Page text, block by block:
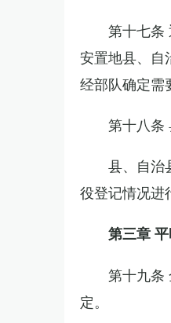
第十七条
安置地县、自
经部队确定需
第十八条
县、自治
役登记情况进
第三章
第十九条
定。